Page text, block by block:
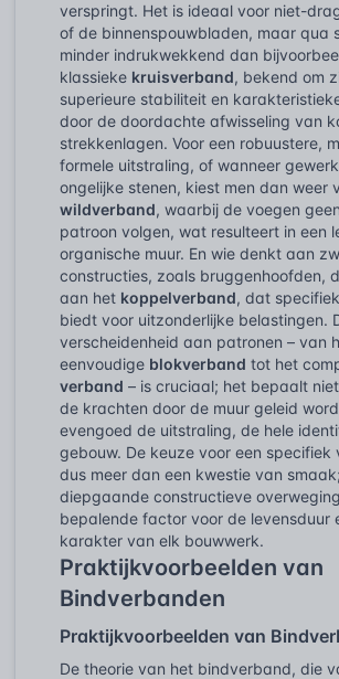
verspringt. Het is ideaal voor niet-
of de binnenspouwbladen, maar qua
minder indrukwekkend dan
klassieke kruisverband, bekend om
superieure stabiliteit en
door de doordachte afwisseling van
strekkenlagen. Voor een robuustere,
formele uitstraling, of wanneer
ongelijke stenen, kiest men dan weer
wildverband, waarbij de voegen
patroon volgen, wat resulteert in een
organische muur. En wie denkt aan
constructies, zoals bruggenhoofden,
aan het koppelverband, dat
biedt voor uitzonderlijke belastingen.
verscheidenheid aan patronen – van
eenvoudige blokverband tot het
verband – is cruciaal; het bepaalt
de krachten door de muur geleid
evengoed de uitstraling, de hele
gebouw. De keuze voor een specifiek
dus meer dan een kwestie van
diepgaande constructieve
bepalende factor voor de levensduur
karakter van elk bouwwerk.
Praktijkvoorbeelden van
Bindverbanden
Praktijkvoorbeelden van
De theorie van het bindverband, die